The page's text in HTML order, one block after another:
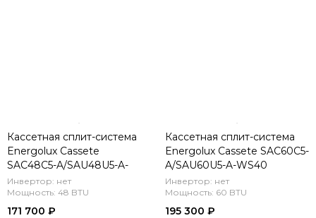
Кассетная сплит-система
Energolux Cassete
SAC48C5-A/SAU48U5-A-
WS40
Инвертор: нет
Мощность: 48 BTU
171 700 ₽
Кассетная сплит-система
Energolux Cassete SAC60C5-
A/SAU60U5-A-WS40
Инвертор: нет
Мощность: 60 BTU
195 300 ₽